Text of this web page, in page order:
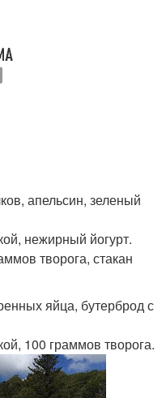
апельсин, зеленый
нежирный йогурт.
творога, стакан
яйца, бутерброд с
100 граммов творога.